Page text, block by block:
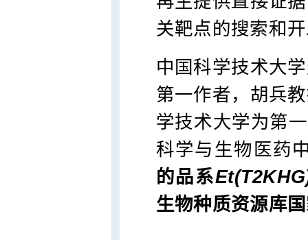
关靶点的搜索和
中国科学技术大
第一作者，胡兵
学技术大学为第
科学与生物医药
的品系
生物种质资源库